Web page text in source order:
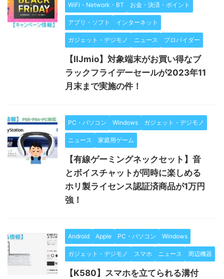
WiFi・Network・BT お金・決済・ポイント
アプリ・ソフト インターネット
ガジェット・デジモノ ニュース プロバイダー
【IIJmio】対象端末がお買い得なブ
ラックフライデーセールが2023年11
月末まで実施の件！
PC・パソコン Windows ガジェット・デジモノ
ニュース 家庭用ゲーム
【有線ゲーミングネックセット】音
とボイスチャットが同時に楽しめる
ホリ製ライセンス認証済商品が1万円
強！
Android Apple PC・パソコン Windows
ガジェット・デジモノ スマホ ニュース 周辺機器
【K580】スマホを立てられる溝付